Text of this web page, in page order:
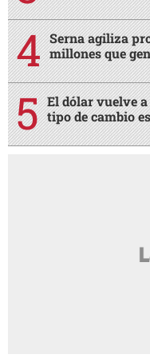
Serna agiliza
millones que
El dólar vuelve
tipo de cambio